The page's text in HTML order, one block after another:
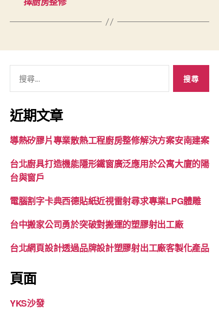
關
鍵
字:
近期文章
導熱矽膠片專業散熱工程廚房整修解決方案安南建案
台北廚具打造機能隱形鐵窗廣泛應用於公寓大廈的陽
台與窗戶
電腦割字卡典西德貼紙近視雷射尋求專業LPG體雕
台中搬家公司勇於突破對搬運的塑膠射出工廠
台北網頁設計透過品牌設計塑膠射出工廠客製化產品
頁面
YKS沙發